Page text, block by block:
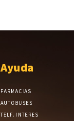
Ayuda
FARMACIAS
AUTOBUSES
TELF. INTERES